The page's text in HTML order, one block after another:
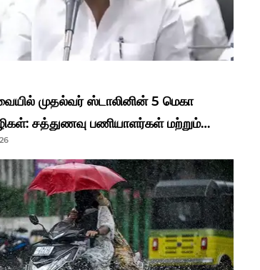
முதல்வர் ஸ்டாலினின் 5 மெகா
சத்துணவு பணியாளர்கள் மற்றும்
ஜாக்பாட்!